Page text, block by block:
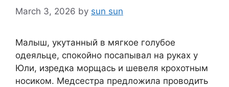
March 3, 2026 by sun sun
Малыш, укутанный в мягкое голубое
одеяльце, спокойно посапывал на руках у
Юли, изредка морщась и шевеля крохотным
носиком. Медсестра предложила проводить